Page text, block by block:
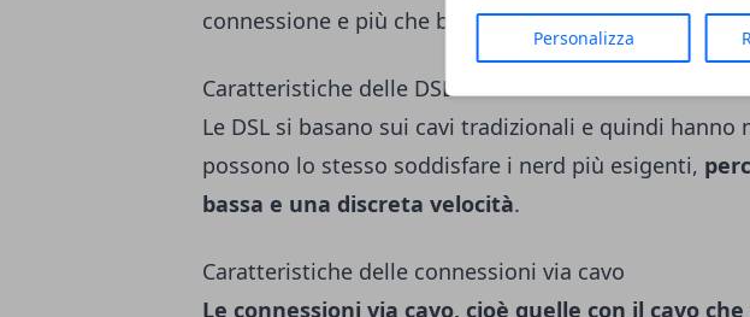
Personalizza
connessione e più che buona stabilità.
Caratteristiche delle DSL
Le DSL si basano sui cavi tradizionali e quindi hanno
possono lo stesso soddisfare i nerd più esigenti,
bassa e una discreta velocità.
Caratteristiche delle connessioni via cavo
Le connessioni via cavo, cioè quelle con il cavo